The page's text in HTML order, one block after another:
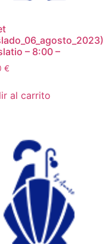
– 8:00 –
€
al carrito